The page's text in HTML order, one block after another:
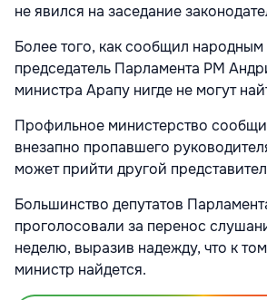
не явился на заседание
Более того, как сообщил
председатель Парламента РМ
министра Арапу нигде не могут
Профильное министерство
внезапно пропавшего
может прийти другой
Большинство депутатов
проголосовали за перенос
неделю, выразив надежду, что к
министр найдется.